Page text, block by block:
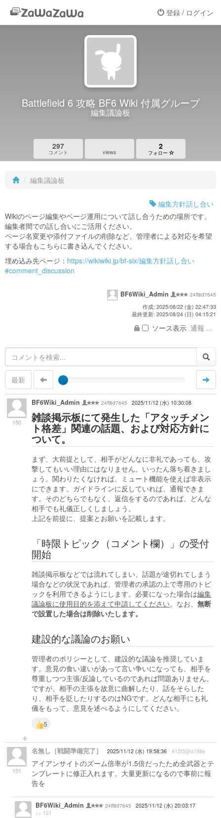
登録 / ログイン
Battlefield 6 攻略 BF6 Wiki 付属グループ
編集議論板
297
コメント views
2
フォロー
編集議論板
編集方針話し合い
Wikiのページ編集やページ運用について話し合うための場所です。
編集者間での話し合いにご活用ください。
ページ名変更や添付ファイルの削除など、管理者による対応を希望
する場合もこちらに書き込んでください。
埋め込み先ページ： https://wikiwiki.jp/bf-six/編集方針話し合い
#comment_discussion
BF6Wiki_Admin
24ff8d7645
作成: 2025/08/22 (金) 22:47:33
最終更新: 2025/08/24 (日) 04:15:21
ソース表示 通報 ...
最新
150
BF6Wiki_Admin 24ff8d7645 2025/11/12 (水) 10:30:08
雑談掲示板にて発生した「アタッチメン
ト格差」関連の話題、および対応方針に
ついて。
まず、大前提として、相手がどんなに非礼であっても、攻
撃してもいい理由にはなりません。いったん落ち着きまし
ょう。関わりたくなければ、ミュート機能を使えば非表示
にできます。ガイドラインに反していれば、通報できま
す。そのどちらでもなく、返信をするのであれば、どんな
相手でも礼儀正しくしましょう。
上記を前提に、提案とお願いを記載します。
「時限トピック（コメント欄）」の受付
開始
雑談掲示板などでは流れてしまい、話題が途切れてしまう
場合などの状況であれば、管理者の承認の上で専用のトピ
ックを利用できるようにします。必要になった場合は編集
議論板に使用目的を添えて申請してください。なお、 無断
で設置した場合は削除いたします。
建設的な議論のお願い
管理者のポリシーとして、建設的な議論を推奨していま
す。意見の食い違いがあって言い争いになっても、相手を
尊重しつつ主張/反論しているのであれば問題ありません。
ですが、相手の主張を故意に曲解したり、話をそらした
り、相手を貶したりするのはNGです。どんな相手にも礼
儀をもって、意見を述べるようにしてください。
5
151
名無し［戦闘準備完了］ 2025/11/12 (水) 19:58:36 412f5@d198e
アイアンサイトのズーム倍率が1.5倍だったため全武器とテ
ンプレートに修正入れます。大量更新になるので事前に報
告を
BF6Wiki_Admin 24ff8d7645 2025/11/12 (水) 20:03:17
>> 151